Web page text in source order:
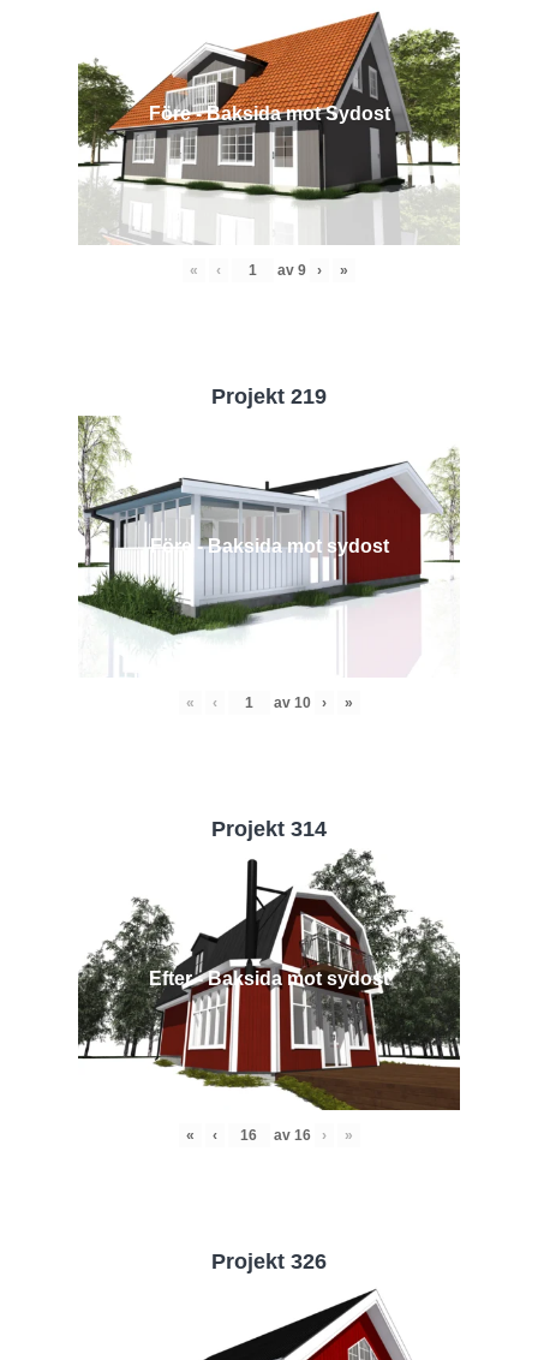
Före - Baksida mot Sydost
« ‹ av 9 › »
Projekt 219
Före - Baksida mot sydost
« ‹ av 10 › »
Projekt 314
Efter - Baksida mot sydost
« ‹ av 16 › »
Projekt 326